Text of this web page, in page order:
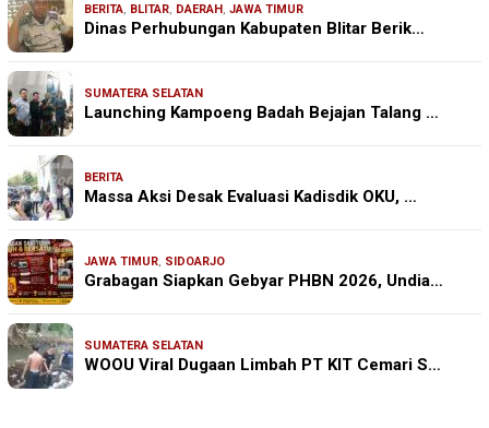
BERITA, BLITAR, DAERAH, JAWA TIMUR
Dinas Perhubungan Kabupaten Blitar Berik…
SUMATERA SELATAN
Launching Kampoeng Badah Bejajan Talang …
BERITA
Massa Aksi Desak Evaluasi Kadisdik OKU, …
JAWA TIMUR, SIDOARJO
Grabagan Siapkan Gebyar PHBN 2026, Undia…
SUMATERA SELATAN
WOOU Viral Dugaan Limbah PT KIT Cemari S…